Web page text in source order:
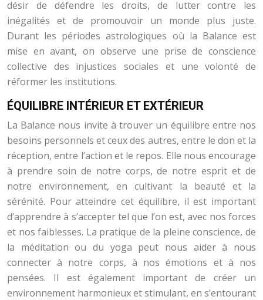
désir de défendre les droits, de lutter contre les
inégalités et de promouvoir un monde plus juste.
Durant les périodes astrologiques où la Balance est
mise en avant, on observe une prise de conscience
collective des injustices sociales et une volonté de
réformer les institutions.
ÉQUILIBRE INTÉRIEUR ET EXTÉRIEUR
La Balance nous invite à trouver un équilibre entre nos
besoins personnels et ceux des autres, entre le don et la
réception, entre l’action et le repos. Elle nous encourage
à prendre soin de notre corps, de notre esprit et de
notre environnement, en cultivant la beauté et la
sérénité. Pour atteindre cet équilibre, il est important
d’apprendre à s’accepter tel que l’on est, avec nos forces
et nos faiblesses. La pratique de la pleine conscience, de
la méditation ou du yoga peut nous aider à nous
connecter à notre corps, à nos émotions et à nos
pensées. Il est également important de créer un
environnement harmonieux et stimulant, en s’entourant